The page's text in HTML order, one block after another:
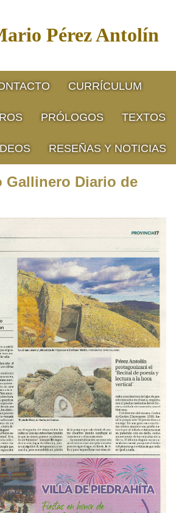
Pérez Antolín
CURRÍCULUM
PRÓLOGOS TEXTOS
RESEÑAS Y NOTICIAS
Gallinero Diario de